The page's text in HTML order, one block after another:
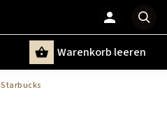
Warenkorb leeren
Starbucks